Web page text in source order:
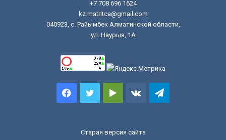
+7 708 696 1624
kz.matritca@gmail.com
040923, с. Райымбек Алматинской области,
ул. Наурыз, 1А
FacebookTwitterGoogle vk.comTelegram
Старая версия сайта